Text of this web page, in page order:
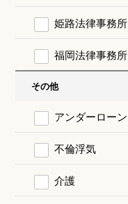
姫路法律事務所
福岡法律事務所
その他
アンダーローン
不倫浮気
介護